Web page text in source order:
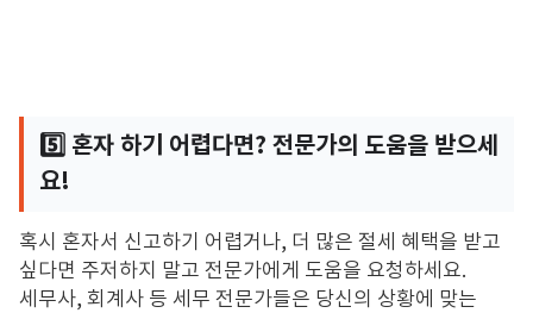
5️⃣ 혼자 하기 어렵다면? 전문가의 도움을 받으세
요!
혹시 혼자서 신고하기 어렵거나, 더 많은 절세 혜택을 받고
싶다면 주저하지 말고 전문가에게 도움을 요청하세요.
세무사, 회계사 등 세무 전문가들은 당신의 상황에 맞는